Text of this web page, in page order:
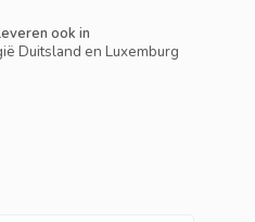
ook in
Duitsland en Luxemburg